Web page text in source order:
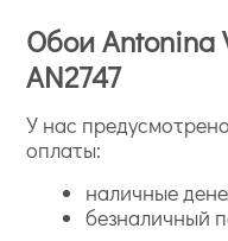
Обои Antonina
AN2747
У нас
оплаты:
наличные
безналичный